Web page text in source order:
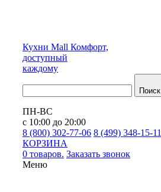
Кухни Mall Комфорт,
доступный
каждому
Поиск
ПН-ВС
с 10:00 до 20:00
8 (800) 302-77-06 8 (499) 348-15-11
КОРЗИНА
0 товаров. Заказать звонок
Меню